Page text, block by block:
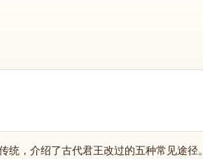
，介绍了古代君王改过的五种常见途径。